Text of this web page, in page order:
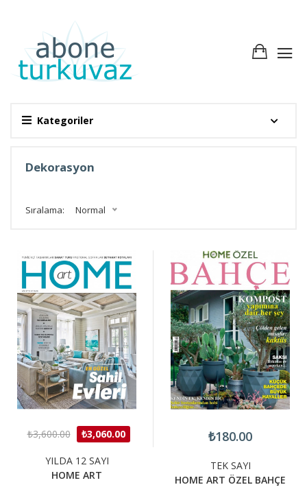
Kategoriler
Dekorasyon
Sıralama: Normal
₺3,600.00 ₺3,060.00
YILDA 12 SAYI
HOME ART
₺180.00
TEK SAYI
HOME ART ÖZEL BAHÇE